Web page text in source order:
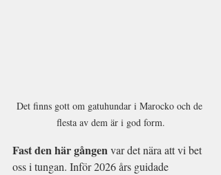
Det finns gott om gatuhundar i Marocko och de
flesta av dem är i god form.
Fast den här gången var det nära att vi bet
oss i tungan. Inför 2026 års guidade